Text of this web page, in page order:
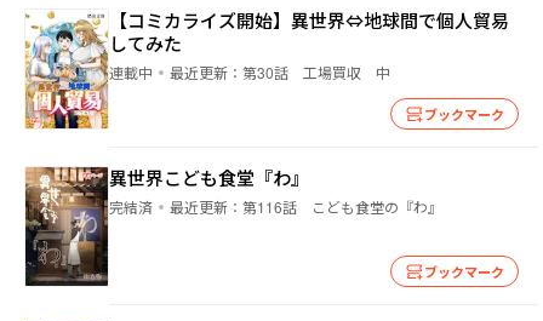
【コミカライズ開始】異世界⇔地球間で個人貿易
してみた
連載中 最近更新： 第30話 工場買収 中
ブックマーク
異世界こども食堂『わ』
完結済 最近更新： 第116話 こども食堂の『わ』
ブックマーク